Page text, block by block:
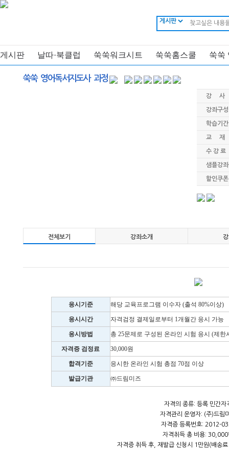
게시판 날따·북클럽 쑥쑥워크시트 쑥쑥홈스쿨 쑥쑥
쑥쑥 영어독서지도사 과정
강 사
강좌구성
학습기간
교 재
수 강 료
샘플강좌
할인쿠폰
전체보기 강좌소개
응시기준 해당 교육프로그램 이수자 (출석 80%이상)
응시시간 자격검정 결제일로부터 1개월간 응시 가능
응시방법 총 25문제로 구성된 온라인 시험 응시 (제한
자격증 검정료 30,000원
합격기준 응시한 온라인 시험 총점 70점 이상
발급기관 ㈜드림미즈
자격의 종류: 등록 민간자
자격관리 운영자: (주)드림
자격증 등록번호: 2012-
자격취득 총 비용: 30,000
자격증 취득 후, 재발급 신청시 1만원(배송